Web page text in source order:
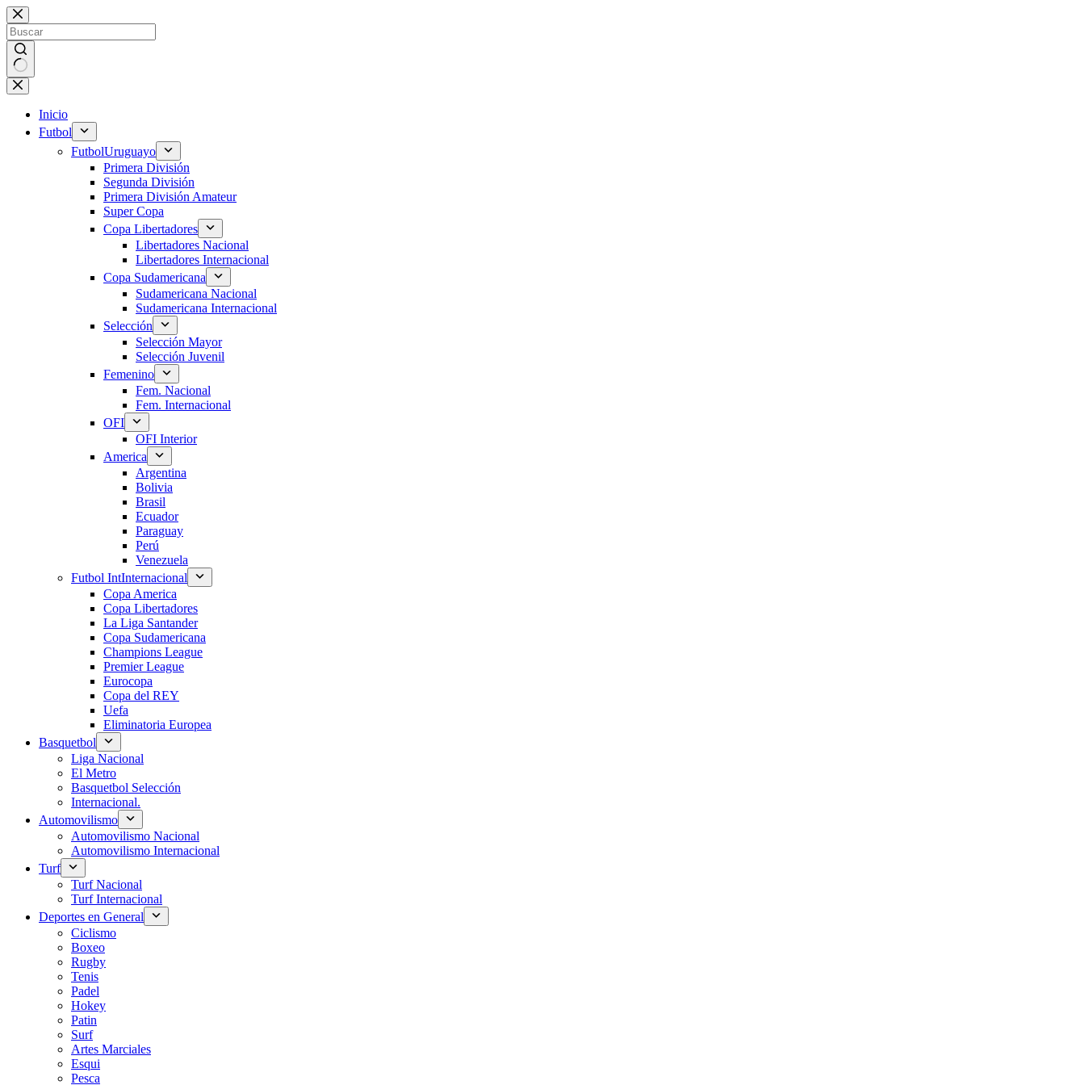
Saltar
al
contenido
Sin
resultados
Inicio
Futbol
FutbolUruguayo
Primera División
Segunda División
Primera División Amateur
Super Copa
Copa Libertadores
Libertadores Nacional
Libertadores Internacional
Copa Sudamericana
Sudamericana Nacional
Sudamericana Internacional
Selección
Selección Mayor
Selección Juvenil
Femenino
Fem. Nacional
Fem. Internacional
OFI
OFI Interior
America
Argentina
Bolivia
Brasil
Ecuador
Paraguay
Perú
Venezuela
Futbol IntInternacional
Copa America
Copa Libertadores
La Liga Santander
Copa Sudamericana
Champions League
Premier League
Eurocopa
Copa del REY
Uefa
Eliminatoria Europea
Basquetbol
Liga Nacional
El Metro
Basquetbol Selección
Internacional.
Automovilismo
Automovilismo Nacional
Automovilismo Internacional
Turf
Turf Nacional
Turf Internacional
Deportes en General
Ciclismo
Boxeo
Rugby
Tenis
Padel
Hokey
Patin
Surf
Artes Marciales
Esqui
Pesca